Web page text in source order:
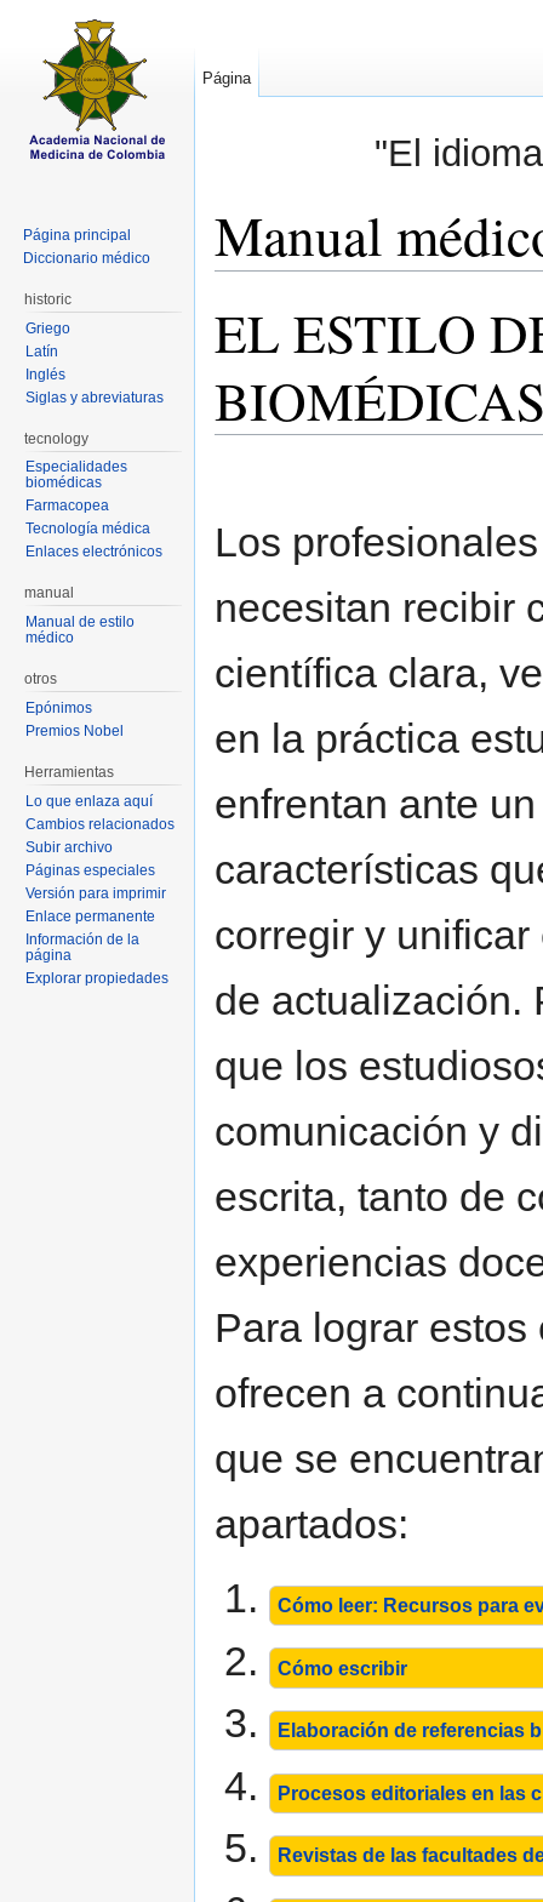
"El
Manual
EL ESTILO
Los
necesitan recibir
científica clara,
en la práctica
enfrentan ante
características
corregir y
de actualización.
que los
comunicación y
escrita, tanto de
experiencias
Para lograr
ofrecen a
que se
apartados:
Cómo leer: Recursos para
Cómo escribir
Elaboración de referencias
Procesos editoriales en las
Revistas de las facultades
Página
Página principal
Diccionario médico
historic
Griego
Latín
Inglés
Siglas y abreviaturas
tecnology
Especialidades
biomédicas
Farmacopea
Tecnología médica
Enlaces electrónicos
manual
Manual de estilo
médico
otros
Epónimos
Premios Nobel
Herramientas
Lo que enlaza aquí
Cambios relacionados
Subir archivo
Páginas especiales
Versión para imprimir
Enlace permanente
Información de la
página
Explorar propiedades